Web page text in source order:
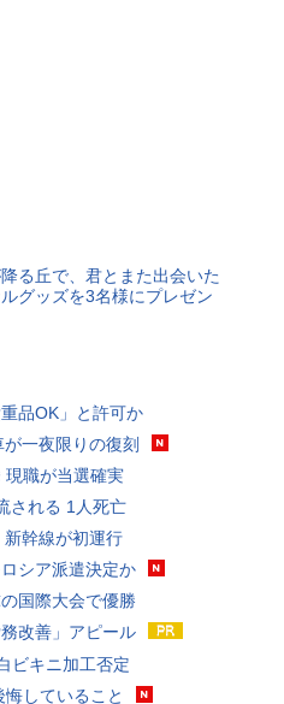
る丘で、君とまた出会いた
グッズを3名様にプレゼン
品OK」と許可か
一夜限りの復刻
現職が当選確実
される 1人死亡
幹線が初運行
シア派遣決定か
国際大会で優勝
改善」アピール
ビキニ加工否定
していること